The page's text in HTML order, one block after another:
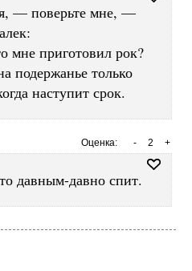
— поверьте мне, —
мне приготовил рок?
подержанье только
наступит срок.
Оценка: +
2
-
давным-давно спит.